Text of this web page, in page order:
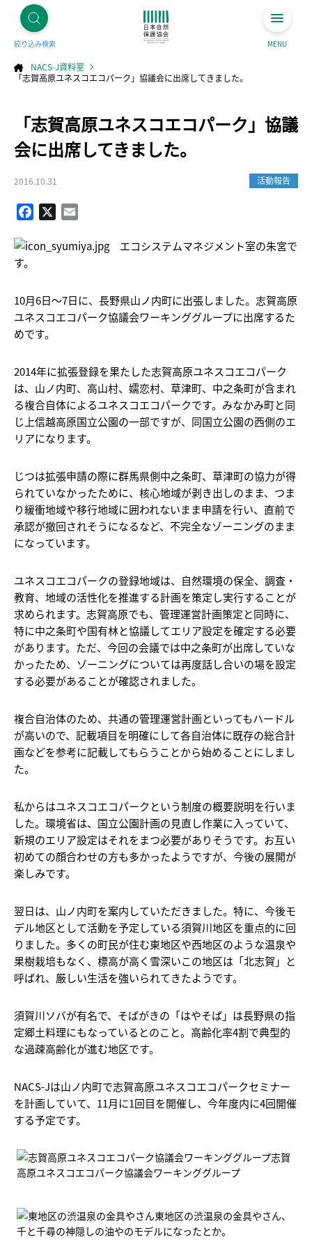
絞り込み検索 MENU
NACS-J資料室
「志賀高原ユネスコエコパーク」協議会に出席してきました。
「志賀高原ユネスコエコパーク」協議
会に出席してきました。
2016.10.31 活動報告
Facebook
エコシステムマネジメント室の朱宮で
す。
10月6日～7日に、長野県山ノ内町に出張しました。志賀高原
ユネスコエコパーク協議会ワーキンググループに出席するた
めです。
2014年に拡張登録を果たした志賀高原ユネスコエコパーク
は、山ノ内町、高山村、嬬恋村、草津町、中之条町が含まれ
る複合自体によるユネスコエコパークです。みなかみ町と同
じ上信越高原国立公園の一部ですが、同国立公園の西側のエ
リアになります。
じつは拡張申請の際に群馬県側中之条町、草津町の協力が得
られていなかったために、核心地域が剥き出しのまま、つま
り緩衝地域や移行地域に囲われないまま申請を行い、直前で
承認が撤回されそうになるなど、不完全なゾーニングのまま
になっています。
ユネスコエコパークの登録地域は、自然環境の保全、調査・
教育、地域の活性化を推進する計画を策定し実行することが
求められます。志賀高原でも、管理運営計画策定と同時に、
特に中之条町や国有林と協議してエリア設定を確定する必要
があります。ただ、今回の会議では中之条町が出席していな
かったため、ゾーニングについては再度話し合いの場を設定
する必要があることが確認されました。
複合自治体のため、共通の管理運営計画といってもハードル
が高いので、記載項目を明確にして各自治体に既存の総合計
画などを参考に記載してもらうことから始めることにしまし
た。
私からはユネスコエコパークという制度の概要説明を行いま
した。環境省は、国立公園計画の見直し作業に入っていて、
新規のエリア設定はそれをまつ必要がありそうです。お互い
初めての顔合わせの方も多かったようですが、今後の展開が
楽しみです。
翌日は、山ノ内町を案内していただきました。特に、今後モ
デル地区として活動を予定している須賀川地区を重点的に回
りました。多くの町民が住む東地区や西地区のような温泉や
果樹栽培もなく、標高が高く雪深いこの地区は「北志賀」と
呼ばれ、厳しい生活を強いられてきたようです。
須賀川ソバが有名で、そばがきの「はやそば」は長野県の指
定郷土料理にもなっているとのこと。高齢化率4割で典型的
な過疎高齢化が進む地区です。
NACS-Jは山ノ内町で志賀高原ユネスコエコパークセミナー
を計画していて、11月に1回目を開催し、今年度内に4回開催
する予定です。
志賀
高原ユネスコエコパーク協議会ワーキンググループ
東地区の渋温泉の金具やさん、
千と千尋の神隠しの油やのモデルになったとか。